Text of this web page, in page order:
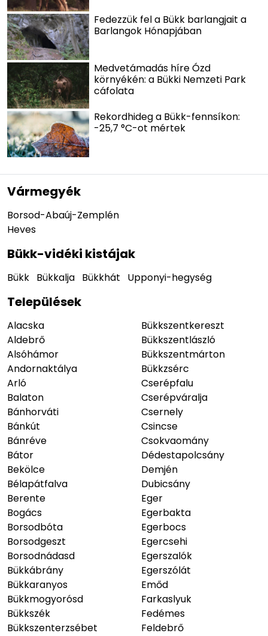
Fedezzük fel a Bükk barlangjait a
Barlangok Hónapjában
Medvetámadás híre Ózd
környékén: a Bükki Nemzeti Park
cáfolata
Rekordhideg a Bükk-fennsíkon:
-25,7 °C-ot mértek
Vármegyék
Borsod-Abaúj-Zemplén
Heves
Bükk-vidéki kistájak
Bükk Bükkalja Bükkhát Upponyi-hegység
Települések
Alacska
Aldebrő
Alsóhámor
Andornaktálya
Arló
Balaton
Bánhorváti
Bánkút
Bánréve
Bátor
Bekölce
Bélapátfalva
Berente
Bogács
Borsodbóta
Borsodgeszt
Borsodnádasd
Bükkábrány
Bükkaranyos
Bükkmogyorósd
Bükkszék
Bükkszenterzsébet
Bükkszentkereszt
Bükkszentlászló
Bükkszentmárton
Bükkzsérc
Cserépfalu
Cserépváralja
Csernely
Csincse
Csokvaomány
Dédestapolcsány
Demjén
Dubicsány
Eger
Egerbakta
Egerbocs
Egercsehi
Egerszalók
Egerszólát
Emőd
Farkaslyuk
Fedémes
Feldebrő